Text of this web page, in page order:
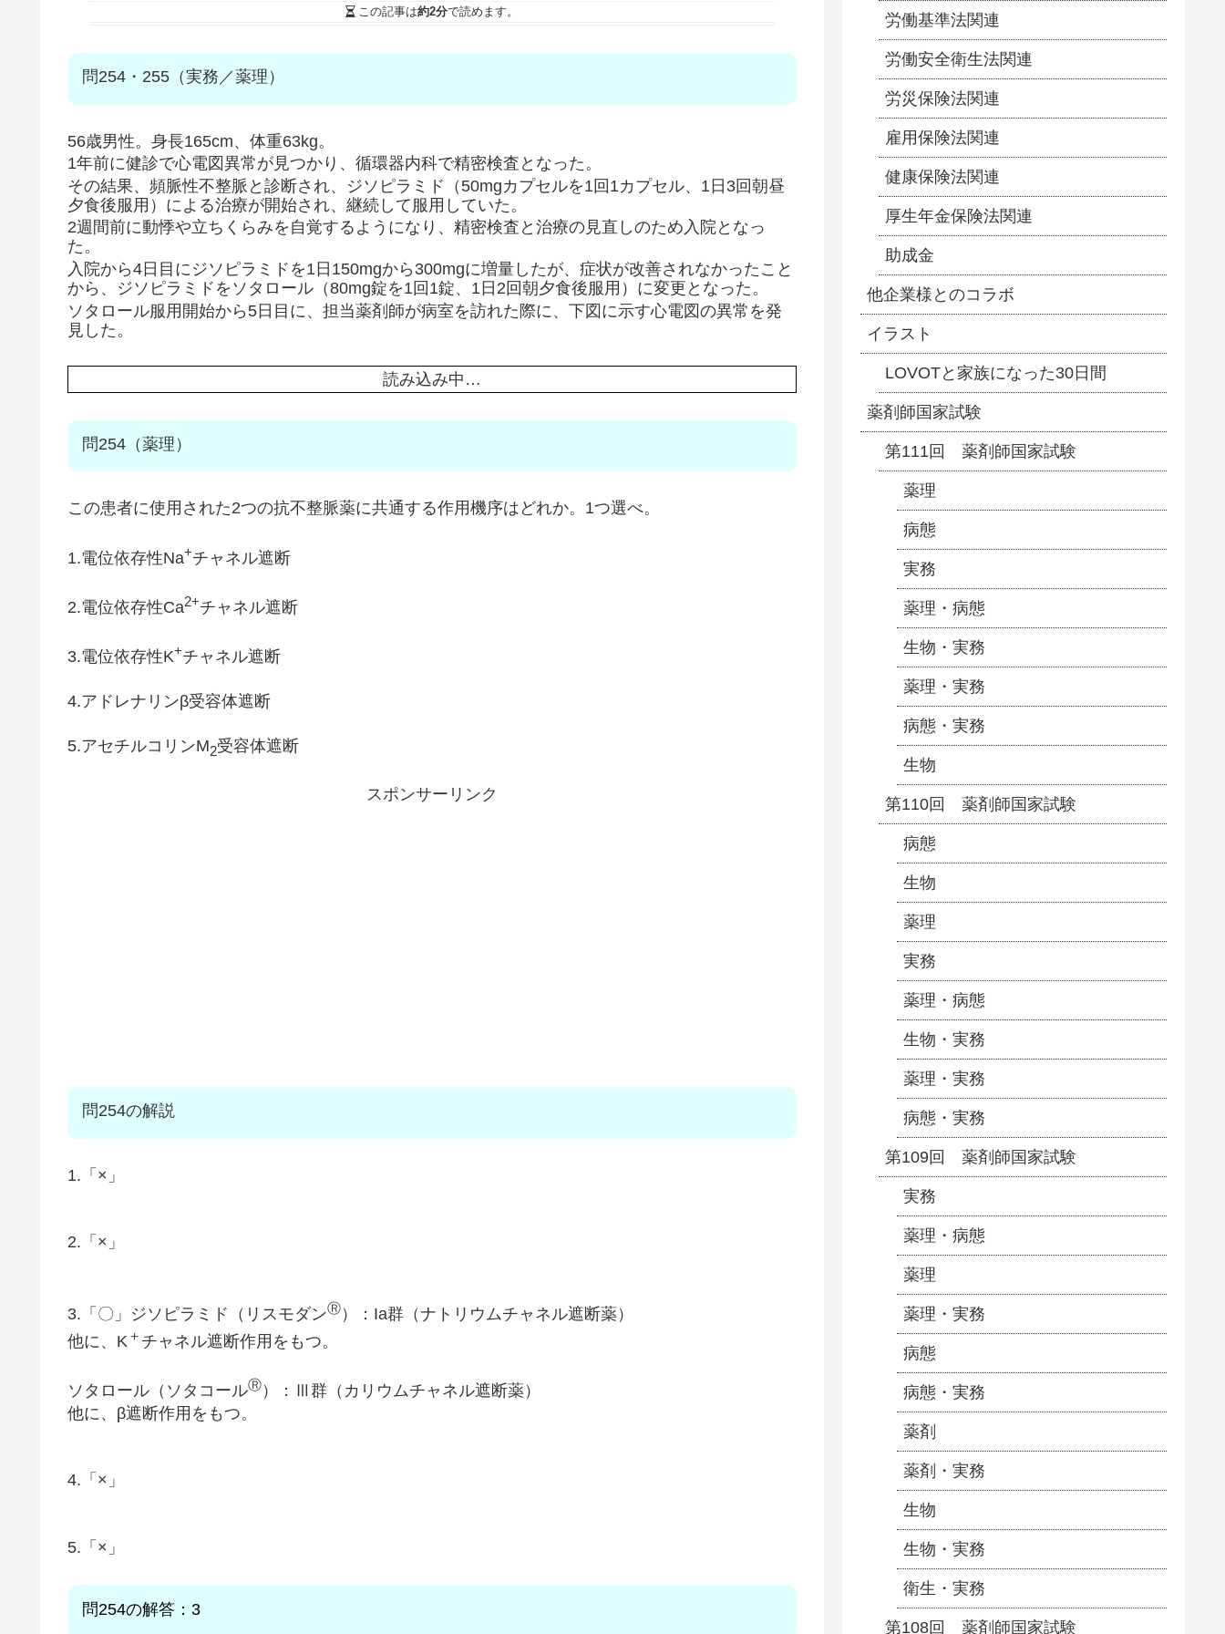
この記事は約2分で読めます。
問254・255（実務／薬理）
56歳男性。身長165cm、体重63kg。
1年前に健診で心電図異常が見つかり、循環器内科で精密検査となった。
その結果、頻脈性不整脈と診断され、ジソピラミド（50mgカプセルを1回1カプセル、1日3回朝昼
夕食後服用）による治療が開始され、継続して服用していた。
2週間前に動悸や立ちくらみを自覚するようになり、精密検査と治療の見直しのため入院となっ
た。
入院から4日目にジソピラミドを1日150mgから300mgに増量したが、症状が改善されなかったこと
から、ジソピラミドをソタロール（80mg錠を1回1錠、1日2回朝夕食後服用）に変更となった。
ソタロール服用開始から5日目に、担当薬剤師が病室を訪れた際に、下図に示す心電図の異常を発
見した。
読み込み中…
問254（薬理）
この患者に使用された2つの抗不整脈薬に共通する作用機序はどれか。1つ選べ。
1.電位依存性Na+チャネル遮断
2.電位依存性Ca2+チャネル遮断
3.電位依存性K+チャネル遮断
4.アドレナリンβ受容体遮断
5.アセチルコリンM2受容体遮断
スポンサーリンク
問254の解説
1.「×」
2.「×」
3.「〇」ジソピラミド（リスモダンⓇ）：Ia群（ナトリウムチャネル遮断薬）
他に、K ＋ チャネル遮断作用をもつ。
ソタロール（ソタコールⓇ）：Ⅲ群（カリウムチャネル遮断薬）
他に、β遮断作用をもつ。
4.「×」
5.「×」
問254の解答：3
労働基準法関連
労働安全衛生法関連
労災保険法関連
雇用保険法関連
健康保険法関連
厚生年金保険法関連
助成金
他企業様とのコラボ
イラスト
LOVOTと家族になった30日間
薬剤師国家試験
第111回 薬剤師国家試験
薬理
病態
実務
薬理・病態
生物・実務
薬理・実務
病態・実務
生物
第110回 薬剤師国家試験
病態
生物
薬理
実務
薬理・病態
生物・実務
薬理・実務
病態・実務
第109回 薬剤師国家試験
実務
薬理・病態
薬理
薬理・実務
病態
病態・実務
薬剤
薬剤・実務
生物
生物・実務
衛生・実務
第108回 薬剤師国家試験